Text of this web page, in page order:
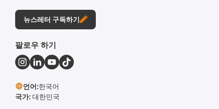
뉴스레터 구독하기
팔로우 하기
언어:한국어
국가: 대한민국